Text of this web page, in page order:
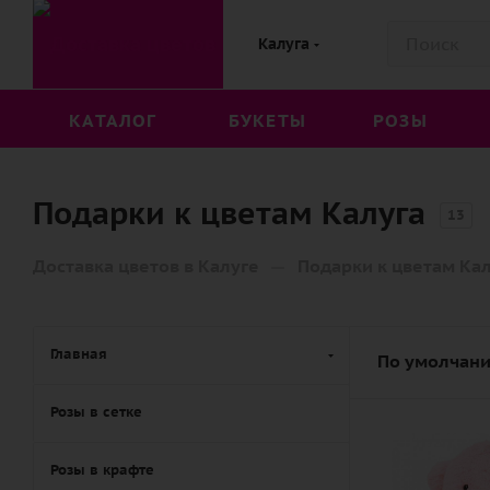
Калуга
КАТАЛОГ БУКЕТЫ РОЗЫ
Подарки к цветам Калуга
По
Главная
Розы в сетке
Розы в крафте